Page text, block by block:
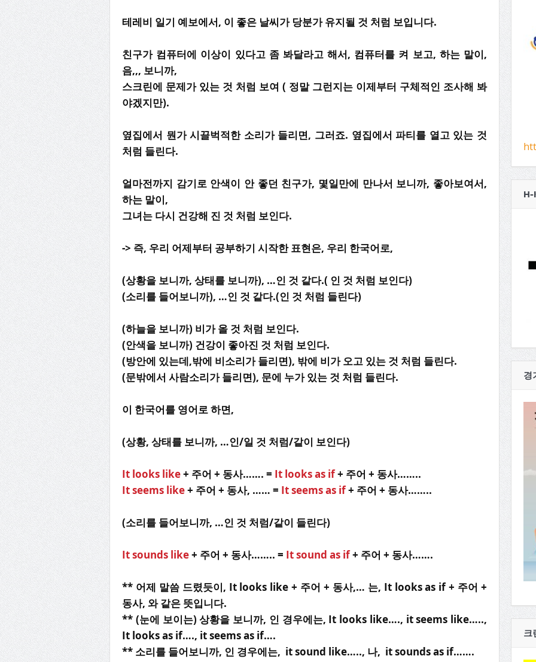
테레비 일기 예보에서, 이 좋은 날씨가 당분가 유지될 것 처럼 보입니다.
친구가 컴퓨터에 이상이 있다고 좀 봐달라고 해서, 컴퓨터를 켜 보고, 하는 말이,
음,,, 보니까,
스크린에 문제가 있는 것 처럼 보여 ( 정말 그런지는 이제부터 구체적인 조사해 봐
야겠지만).
옆집에서 뭔가 시끌벅적한 소리가 들리면, 그러죠. 옆집에서 파티를 열고 있는 것
처럼 들린다.
얼마전까지 감기로 안색이 안 좋던 친구가, 몇일만에 만나서 보니까, 좋아보여서,
하는 말이,
그녀는 다시 건강해 진 것 처럼 보인다.
-> 즉, 우리 어제부터 공부하기 시작한 표현은, 우리 한국어로,
(상황을 보니까, 상태를 보니까), …인 것 같다.( 인 것 처럼 보인다)
(소리를 들어보니까), …인 것 같다.(인 것 처럼 들린다)
(하늘을 보니까) 비가 올 것 처럼 보인다.
(안색을 보니까) 건강이 좋아진 것 처럼 보인다.
(방안에 있는데,밖에 비소리가 들리면), 밖에 비가 오고 있는 것 처럼 들린다.
(문밖에서 사람소리가 들리면), 문에 누가 있는 것 처럼 들린다.
이 한국어를 영어로 하면,
(상황, 상태를 보니까, …인/일 것 처럼/같이 보인다)
It looks like+ 주어 + 동사……. = It looks as if+ 주어 + 동사……..
It seems like+ 주어 + 동사, …… = It seems as if+ 주어 + 동사……..
(소리를 들어보니까, …인 것 처럼/같이 들린다)
It sounds like+ 주어 + 동사…….. = It sound as if+ 주어 + 동사…….
** 어제 말씀 드렸듯이, It looks like + 주어 + 동사,… 는, It looks as if + 주어 +
동사, 와 같은 뜻입니다.
** (눈에 보이는) 상황을 보니까, 인 경우에는, It looks like…., it seems like…..,
It looks as if…., it seems as if….
** 소리를 들어보니까, 인 경우에는, it sound like….., 나, it sounds as if…….
H-
경
크